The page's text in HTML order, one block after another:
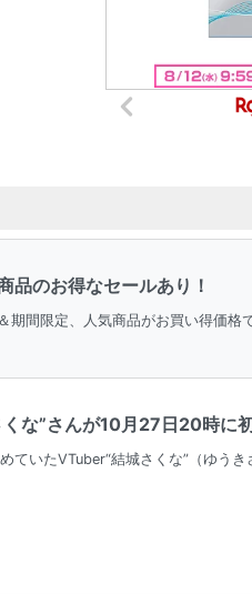
品のお得なセールあり！
期間限定、人気商品がお買い得価格
くな”さんが10月27日20時に
ていたVTuber“結城さくな”（ゆう